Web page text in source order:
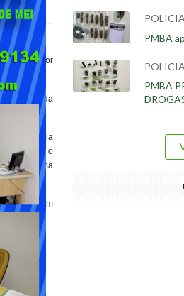
(25), por
da
BA, estaria
o
de uma
prisão em
PMBA
PMBA